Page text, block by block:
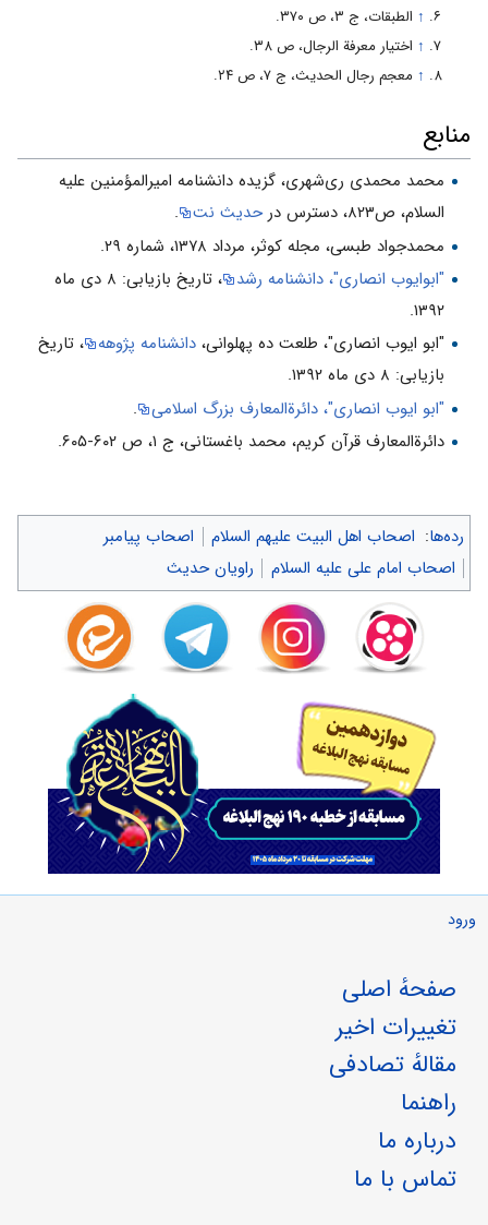
↑ الطبقات، ج‌ ۳، ص‌ ۳۷۰.
↑ اختیار معرفة الرجال، ص‌ ۳۸.
↑ معجم رجال الحدیث، ج‌ ۷، ص‌ ۲۴.
منابع
محمد محمدی ری‌شهری، گزیده دانشنامه امیرالمؤمنین علیه
السلام، ص۸۲۳، دسترس در
حدیث نت .
محمدجواد طبسی، مجله کوثر، مرداد ۱۳۷۸، شماره ۲۹.
"ابوایوب انصاری"، دانشنامه رشد
، تاریخ بازیابی: ۸ دی ماه
۱۳۹۲.
"ابو ايوب انصاری"، طلعت ده پهلوانی، دانشنامه پژوهه ، تاریخ
بازیابی: ۸ دی ماه ۱۳۹۲.
"ابو ايوب انصاری"، دائرةالمعارف بزرگ اسلامی .
دائرةالمعارف قرآن کریم، محمد باغستانى، ج ۱، ص ۶۰۲-۶۰۵.
رده‌ها: اصحاب اهل البیت علیهم السلام
اصحاب پیامبر
اصحاب امام علی علیه السلام
راویان حدیث
ورود
صفحهٔ اصلی
تغییرات اخیر
مقالهٔ تصادفی
راهنما
درباره ما
تماس با ما